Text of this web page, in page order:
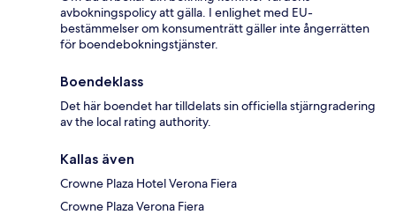
avbokningspolicy att gälla. I enlighet med EU-
bestämmelser om konsumenträtt gäller inte ångerrätten
för boendebokningstjänster.
Boendeklass
Det här boendet har tilldelats sin officiella stjärngradering
av the local rating authority.
Kallas även
Crowne Plaza Hotel Verona Fiera
Crowne Plaza Verona Fiera